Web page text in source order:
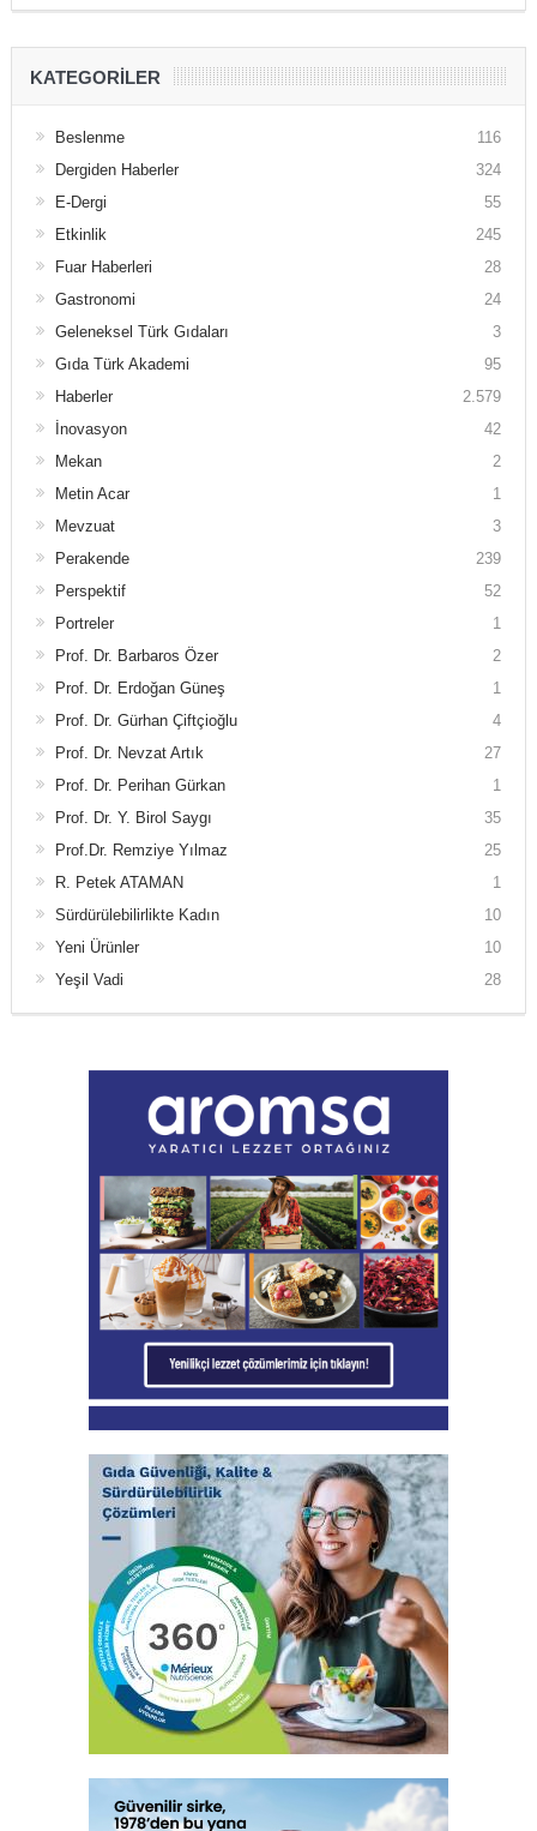
KATEGORILER
Beslenme
116
Dergiden Haberler
324
E-Dergi
55
Etkinlik
245
Fuar Haberleri
28
Gastronomi
24
Geleneksel Türk Gıdaları
3
Gıda Türk Akademi
95
Haberler
2.579
İnovasyon
42
Mekan
2
Metin Acar
1
Mevzuat
3
Perakende
239
Perspektif
52
Portreler
1
Prof. Dr. Barbaros Özer
2
Prof. Dr. Erdoğan Güneş
1
Prof. Dr. Gürhan Çiftçioğlu
4
Prof. Dr. Nevzat Artık
27
Prof. Dr. Perihan Gürkan
1
Prof. Dr. Y. Birol Saygı
35
Prof.Dr. Remziye Yılmaz
25
R. Petek ATAMAN
1
Sürdürülebilirlikte Kadın
10
Yeni Ürünler
10
Yeşil Vadi
28